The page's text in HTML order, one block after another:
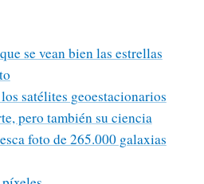
se vean bien las estrellas
satélites geoestacionarios
pero también su ciencia
foto de 265.000 galaxias